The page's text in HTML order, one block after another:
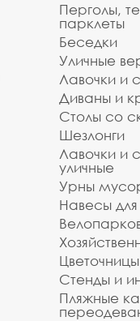
Перголы,
парклеты
Беседки
Уличные
Лавочки и
Диваны и
Столы со
Шезлонги
Лавочки и
уличные
Урны
Навесы
Цветочницы
Стенды и
Пляжные